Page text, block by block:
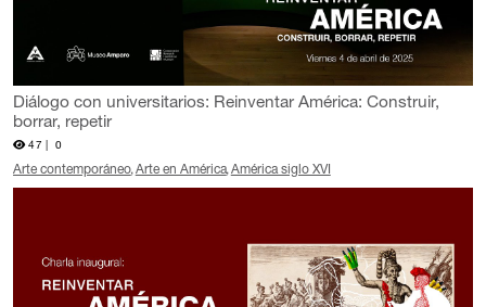
Diálogo con universitarios: Reinventar América: Construir,
borrar, repetir
47 | 0
Arte contemporáneo Arte en América América siglo XVI